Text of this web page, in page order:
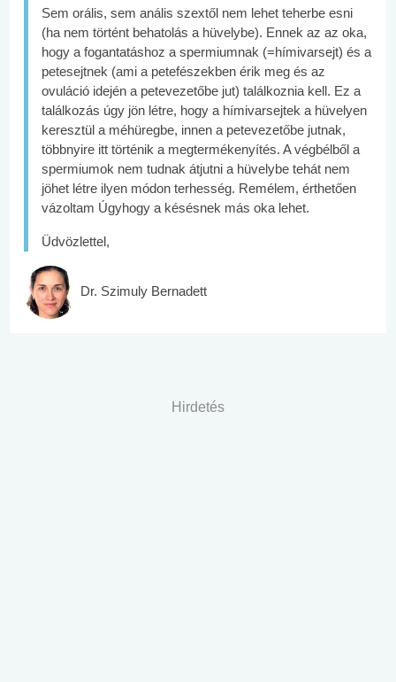
Sem orális, sem anális szextől nem lehet teherbe esni
(ha nem történt behatolás a hüvelybe). Ennek az az oka,
hogy a fogantatáshoz a spermiumnak (=hímivarsejt) és a
petesejtnek (ami a petefészekben érik meg és az
ovuláció idején a petevezetőbe jut) találkoznia kell. Ez a
találkozás úgy jön létre, hogy a hímivarsejtek a hüvelyen
keresztül a méhüregbe, innen a petevezetőbe jutnak,
többnyire itt történik a megtermékenyítés. A végbélből a
spermiumok nem tudnak átjutni a hüvelybe tehát nem
jöhet létre ilyen módon terhesség. Remélem, érthetően
vázoltam Úgyhogy a késésnek más oka lehet.
Üdvözlettel,
Dr. Szimuly Bernadett
Hirdetés